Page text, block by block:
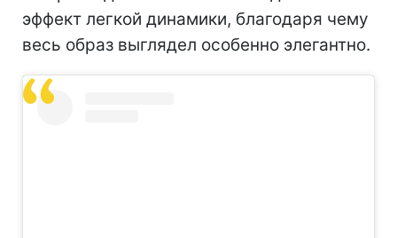
эффект легкой динамики, благодаря чему
весь образ выглядел особенно элегантно.